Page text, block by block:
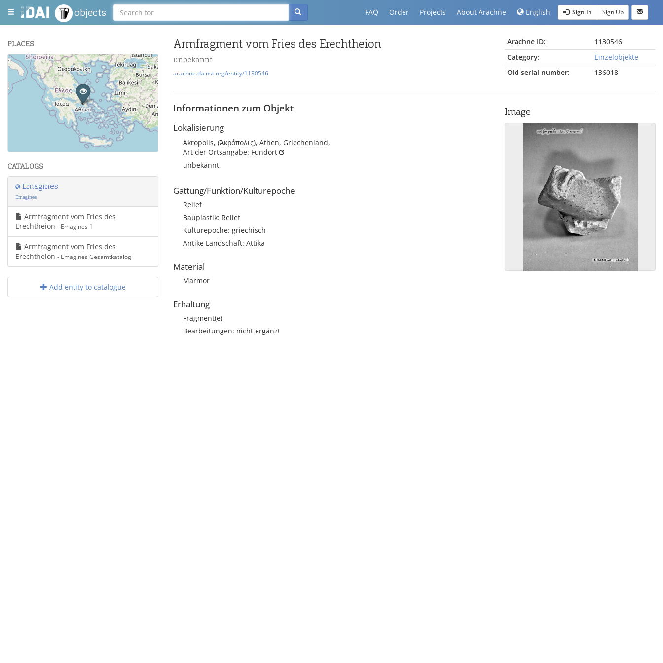
objects FAQ Order Projects About Arachne English Sign In Sign Up
PLACES
+
−
| Maps and Data ©
CATALOGS
Emagines
Emagines
Armfragment vom Fries des
Erechtheion - Emagines 1
Armfragment vom Fries des
Erechtheion - Emagines Gesamtkatalog
Add entity to catalogue
Armfragment vom Fries des Erechtheion
unbekannt
arachne.dainst.org/entity/1130546
Arachne ID:
1130546
Category:
Einzelobjekte
Old serial number:
136018
Informationen zum Objekt
Lokalisierung
Akropolis, (Ἀκρόπολις), Athen, Griechenland,
Art der Ortsangabe: Fundort
unbekannt,
Gattung/Funktion/Kulturepoche
Relief
Bauplastik: Relief
Kulturepoche: griechisch
Antike Landschaft: Attika
Material
Marmor
Erhaltung
Fragment(e)
Bearbeitungen: nicht ergänzt
Image